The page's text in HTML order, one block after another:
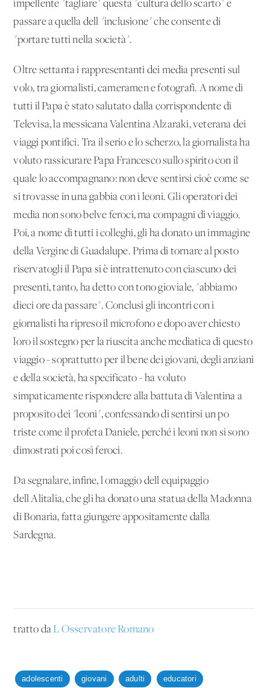
impellente "tagliare" questa "cultura dello scarto" e
passare a quella dell'"inclusione" che consente di
"portare tutti nella società".
Oltre settanta i rappresentanti dei media presenti sul
volo, tra giornalisti, cameramen e fotografi. A nome di
tutti il Papa è stato salutato dalla corrispondente di
Televisa, la messicana Valentina Alzaraki, veterana dei
viaggi pontifici. Tra il serio e lo scherzo, la giornalista ha
voluto rassicurare Papa Francesco sullo spirito con il
quale lo accompagnano: non deve sentirsi cioè come se
si trovasse in una gabbia con i leoni. Gli operatori dei
media non sono belve feroci, ma compagni di viaggio.
Poi, a nome di tutti i colleghi, gli ha donato un'immagine
della Vergine di Guadalupe. Prima di tornare al posto
riservatogli il Papa si è intrattenuto con ciascuno dei
presenti, tanto, ha detto con tono gioviale, "abbiamo
dieci ore da passare". Conclusi gli incontri con i
giornalisti ha ripreso il microfono e dopo aver chiesto
loro il sostegno per la riuscita anche mediatica di questo
viaggio - soprattutto per il bene dei giovani, degli anziani
e della società, ha specificato - ha voluto
simpaticamente rispondere alla battuta di Valentina a
proposito dei "leoni", confessando di sentirsi un po'
triste come il profeta Daniele, perché i leoni non si sono
dimostrati poi così feroci.
Da segnalare, infine, l'omaggio dell'equipaggio
dell'Alitalia, che gli ha donato una statua della Madonna
di Bonaria, fatta giungere appositamente dalla
Sardegna.
tratto da L'Osservatore Romano
adolescenti giovani adulti educatori